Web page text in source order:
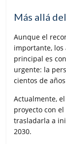
Más allá
Aunque el
importante, los
principal es
urgente: la
cientos de
Actualmente,
proyecto con
trasladarla a
2030.